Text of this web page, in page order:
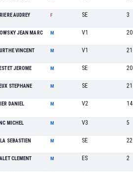
AUDREY F SE 3
JEAN MARC M V1 20
VINCENT M V1 21
JEROME M SE 20
STEPHANE M SE 21
DANIEL M V2 14
MICHEL M V3 5
SEBASTIEN M SE 22
CLEMENT M ES 2